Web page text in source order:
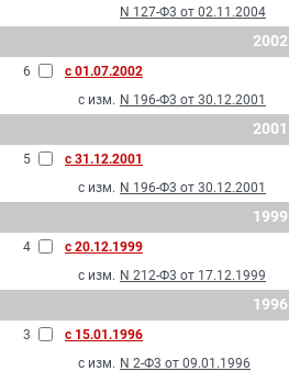
N 127-Ф3 от 02.11.2004
2002
6
с 01.07.2002
с изм. N 196-Ф3 от 30.12.2001
2001
5
с 31.12.2001
с изм. N 196-Ф3 от 30.12.2001
1999
4
с 20.12.1999
с изм. N 212-Ф3 от 17.12.1999
1996
3
с 15.01.1996
с изм. N 2-Ф3 от 09.01.1996